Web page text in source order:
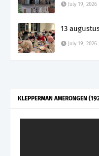
July 19, 2026
13
July 19, 2026
KLEPPERMAN AMERONGEN